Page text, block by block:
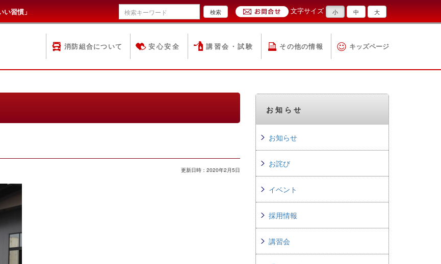
習慣」 文字サイズ 小 中 大
検索
消防組合について 安心安全 講習会・試験 その他の情報 キッズページ
更新日時：2020年2月5日
お知らせ
お知らせ
お詫び
イベント
採用情報
講習会